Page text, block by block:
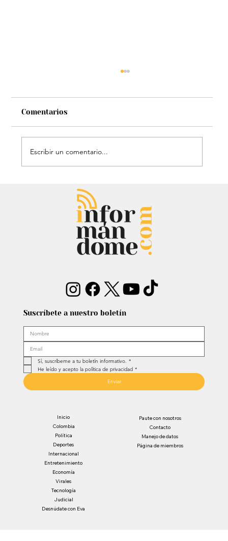
Audiencia de Maduro en Estados
Unidos: Debate por fondos para su
defensa marca el proceso
Comentarios
Escribir un comentario...
Suscríbete a nuestro boletín
Sí, suscríbeme a tu boletín informativo. *
He leído y acepto la política de privacidad *
Enviar
Inicio
Colombia
Política
Deportes
Internacional
Entretenimiento
Economía
Virales
Tecnología
Judicial
Desnúdate con Eva
Paute con nosotros
Contacto
Manejo de datos
Página de miembros